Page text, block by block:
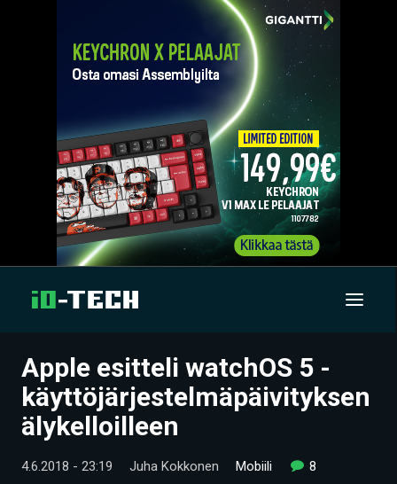
UUTISET
ARTIKKELIT
VIDEOT
Apple esitteli watchOS 5 -
käyttöjärjestelmäpäivityksen
älykelloilleen
4.6.2018 - 23:19 Juha Kokkonen Mobiili 8